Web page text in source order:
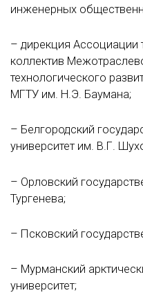
инженерных
– дирекция Ассоциации
коллектив
технологического
МГТУ им. Н.Э. Баумана;
– Белгородский
университет им. В.Г.
– Орловский
Тургенева;
– Псковский
– Мурманский
университет;